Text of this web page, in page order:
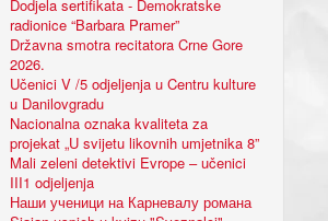
Dodjela sertifikata - Demokratske
radionice “Barbara Pramer”
Državna smotra recitatora Crne Gore
2026.
Učenici V /5 odjeljenja u Centru kulture
u Danilovgradu
Nacionalna oznaka kvaliteta za
projekat „U svijetu likovnih umjetnika 8”
Mali zeleni detektivi Evrope – učenici
III1 odjeljenja
Наши ученици на Карневалу романа